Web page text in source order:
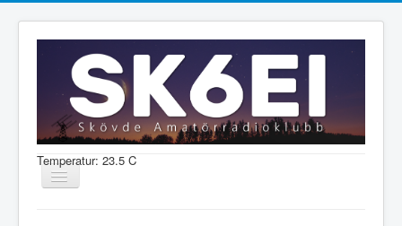
Temperatur: 23.5 C
Visa/dölj